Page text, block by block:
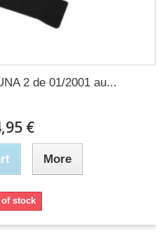
2 de 01/2001 au...
€
More
stock